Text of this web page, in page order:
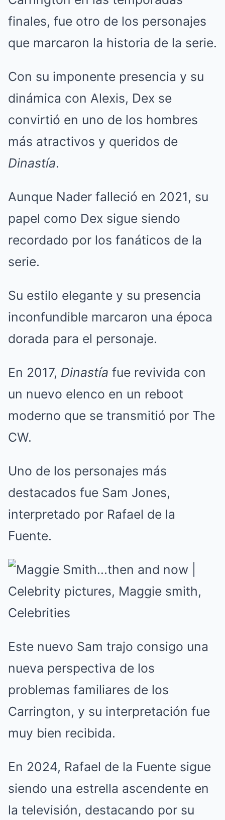
finales, fue otro de los personajes
que marcaron la historia de la serie.
Con su imponente presencia y su
dinámica con Alexis, Dex se
convirtió en uno de los hombres
más atractivos y queridos de
Dinastía.
Aunque Nader falleció en 2021, su
papel como Dex sigue siendo
recordado por los fanáticos de la
serie.
Su estilo elegante y su presencia
inconfundible marcaron una época
dorada para el personaje.
En 2017, Dinastía fue revivida con
un nuevo elenco en un reboot
moderno que se transmitió por The
CW.
Uno de los personajes más
destacados fue Sam Jones,
interpretado por Rafael de la
Fuente.
Este nuevo Sam trajo consigo una
nueva perspectiva de los
problemas familiares de los
Carrington, y su interpretación fue
muy bien recibida.
En 2024, Rafael de la Fuente sigue
siendo una estrella ascendente en
la televisión, destacando por su